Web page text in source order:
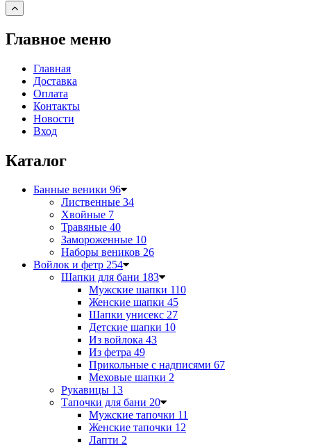
Главное меню
Главная
Доставка
Оплата
Контакты
Новости
Вход
Каталог
Банные веники 96
Лиственные 34
Хвойные 7
Травяные 40
Замороженные 10
Наборы веников 26
Войлок и фетр 254
Шапки для бани 183
Мужские шапки 110
Женские шапки 45
Шапки унисекс 27
Детские шапки 10
Из войлока 43
Из фетра 49
Прикольные с надписями 67
Меховые шапки 2
Рукавицы 13
Тапочки для бани 20
Мужские тапочки 11
Женские тапочки 12
Лапти 2